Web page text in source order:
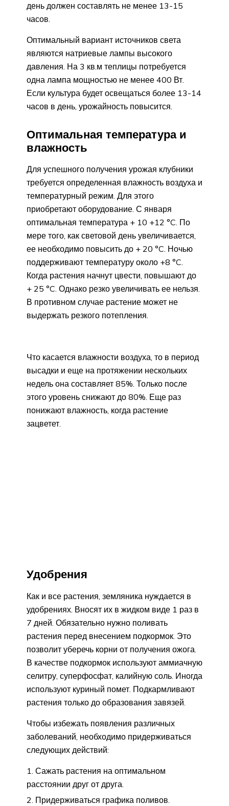
день должен составлять не менее 13-15
часов.
Оптимальный вариант источников света
являются натриевые лампы высокого
давления. На 3 кв.м теплицы потребуется
одна лампа мощностью не менее 400 Вт.
Если культура будет освещаться более 13-14
часов в день, урожайность повысится.
Оптимальная температура и
влажность
Для успешного получения урожая клубники
требуется определенная влажность воздуха и
температурный режим. Для этого
приобретают оборудование. С января
оптимальная температура + 10 +12 °C. По
мере того, как световой день увеличивается,
ее необходимо повысить до + 20 °C. Ночью
поддерживают температуру около +8 °C.
Когда растения начнут цвести, повышают до
+ 25 °C. Однако резко увеличивать ее нельзя.
В противном случае растение может не
выдержать резкого потепления.
Что касается влажности воздуха, то в период
высадки и еще на протяжении нескольких
недель она составляет 85%. Только после
этого уровень снижают до 80%. Еще раз
понижают влажность, когда растение
зацветет.
Удобрения
Как и все растения, земляника нуждается в
удобрениях. Вносят их в жидком виде 1 раз в
7 дней. Обязательно нужно поливать
растения перед внесением подкормок. Это
позволит уберечь корни от получения ожога.
В качестве подкормок используют аммиачную
селитру, суперфосфат, калийную соль. Иногда
используют куриный помет. Подкармливают
растения только до образования завязей.
Чтобы избежать появления различных
заболеваний, необходимо придерживаться
следующих действий:
Сажать растения на оптимальном
расстоянии друг от друга.
Придерживаться графика поливов.